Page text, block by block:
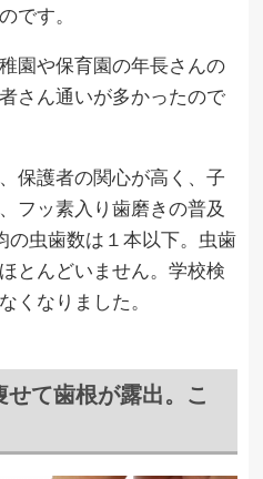
です。
園や保育園の年長さんの
さん通いが多かったので
保護者の関心が高く、子
フッ素入り歯磨きの普及
の虫歯数は１本以下。虫歯
とんどいません。学校検
くなりました。
て歯根が露出。こ